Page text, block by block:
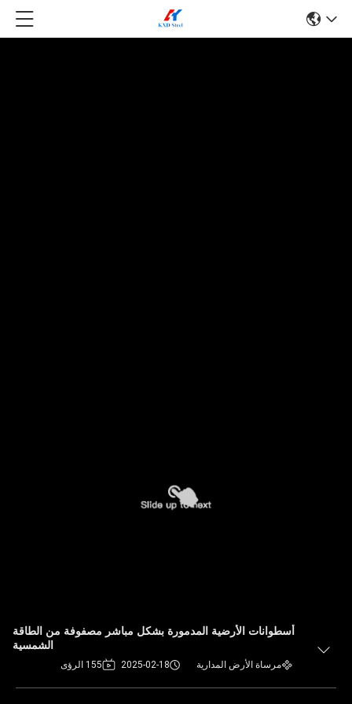
أسطوانات الأرضية المدمورة بشكل مباشر مصفوفة من الطاقة
الشمسية
مرساة الأرض المدارية 2025-02-18 155 الرؤى